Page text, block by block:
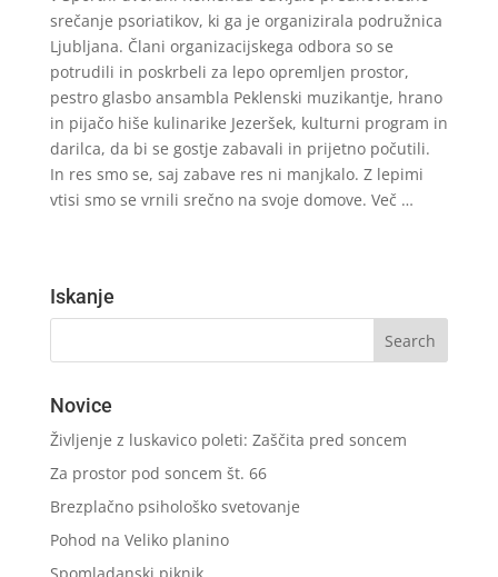
srečanje psoriatikov, ki ga je organizirala podružnica
Ljubljana. Člani organizacijskega odbora so se
potrudili in poskrbeli za lepo opremljen prostor,
pestro glasbo ansambla Peklenski muzikantje, hrano
in pijačo hiše kulinarike Jezeršek, kulturni program in
darilca, da bi se gostje zabavali in prijetno počutili.
In res smo se, saj zabave res ni manjkalo. Z lepimi
vtisi smo se vrnili srečno na svoje domove. Več …
Iskanje
Novice
Življenje z luskavico poleti: Zaščita pred soncem
Za prostor pod soncem št. 66
Brezplačno psihološko svetovanje
Pohod na Veliko planino